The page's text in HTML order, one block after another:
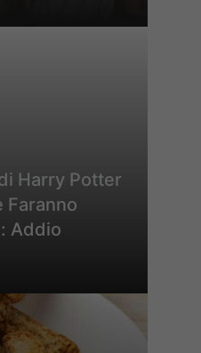
Harry Potter
Faranno
Addio